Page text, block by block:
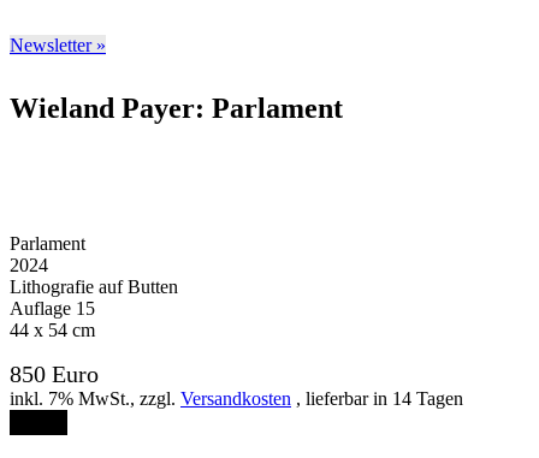
Newsletter »
Wieland Payer: Parlament
Parlament
2024
Lithografie auf Butten
Auflage 15
44 x 54 cm
850 Euro
inkl. 7% MwSt., zzgl. Versandkosten , lieferbar in 14 Tagen